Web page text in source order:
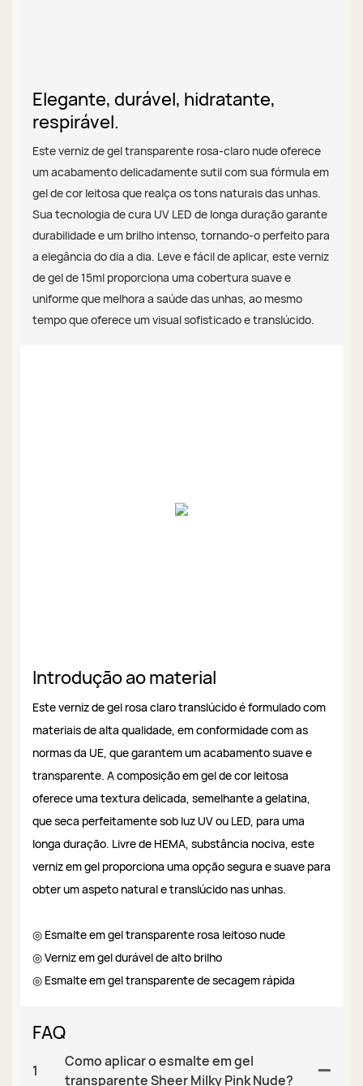
Elegante, durável, hidratante,
respirável.
Este verniz de gel transparente rosa-claro nude oferece
um acabamento delicadamente sutil com sua fórmula em
gel de cor leitosa que realça os tons naturais das unhas.
Sua tecnologia de cura UV LED de longa duração garante
durabilidade e um brilho intenso, tornando-o perfeito para
a elegância do dia a dia. Leve e fácil de aplicar, este verniz
de gel de 15ml proporciona uma cobertura suave e
uniforme que melhora a saúde das unhas, ao mesmo
tempo que oferece um visual sofisticado e translúcido.
Introdução ao material
Este verniz de gel rosa claro translúcido é formulado com
materiais de alta qualidade, em conformidade com as
normas da UE, que garantem um acabamento suave e
transparente. A composição em gel de cor leitosa
oferece uma textura delicada, semelhante a gelatina,
que seca perfeitamente sob luz UV ou LED, para uma
longa duração. Livre de HEMA, substância nociva, este
verniz em gel proporciona uma opção segura e suave para
obter um aspeto natural e translúcido nas unhas.
◎ Esmalte em gel transparente rosa leitoso nude
◎ Verniz em gel durável de alto brilho
◎ Esmalte em gel transparente de secagem rápida
FAQ
1
Como aplicar o esmalte em gel
transparente Sheer Milky Pink Nude?